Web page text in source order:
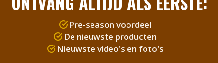
Pre-season voordeel
De nieuwste producten
Nieuwste video's en foto's